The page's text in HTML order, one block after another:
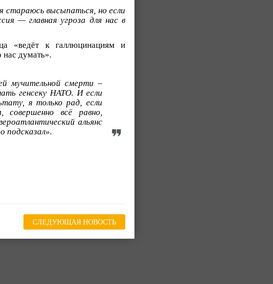
стараюсь высыпаться, но если
— главная угроза для нас в
«ведёт к галлюцинациям и
думать».
мучительной смерти –
генсеку НАТО. И если
я только рад, если
всё равно,
альянс
подсказал».
СЛЕДУЮЩАЯ НОВОСТЬ